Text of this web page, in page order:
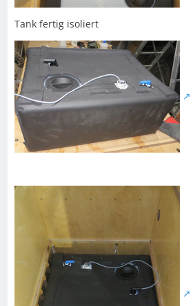
Tank fertig isoliert